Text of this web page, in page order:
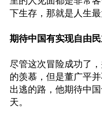
下生存，那就是人生
期待中国有实现自由
尽管这次冒险成功了
的羡慕，但是董广平
出逃的路，他期待中
天。